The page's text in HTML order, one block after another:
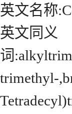
英文名称
英文同义
词
trimethyl-